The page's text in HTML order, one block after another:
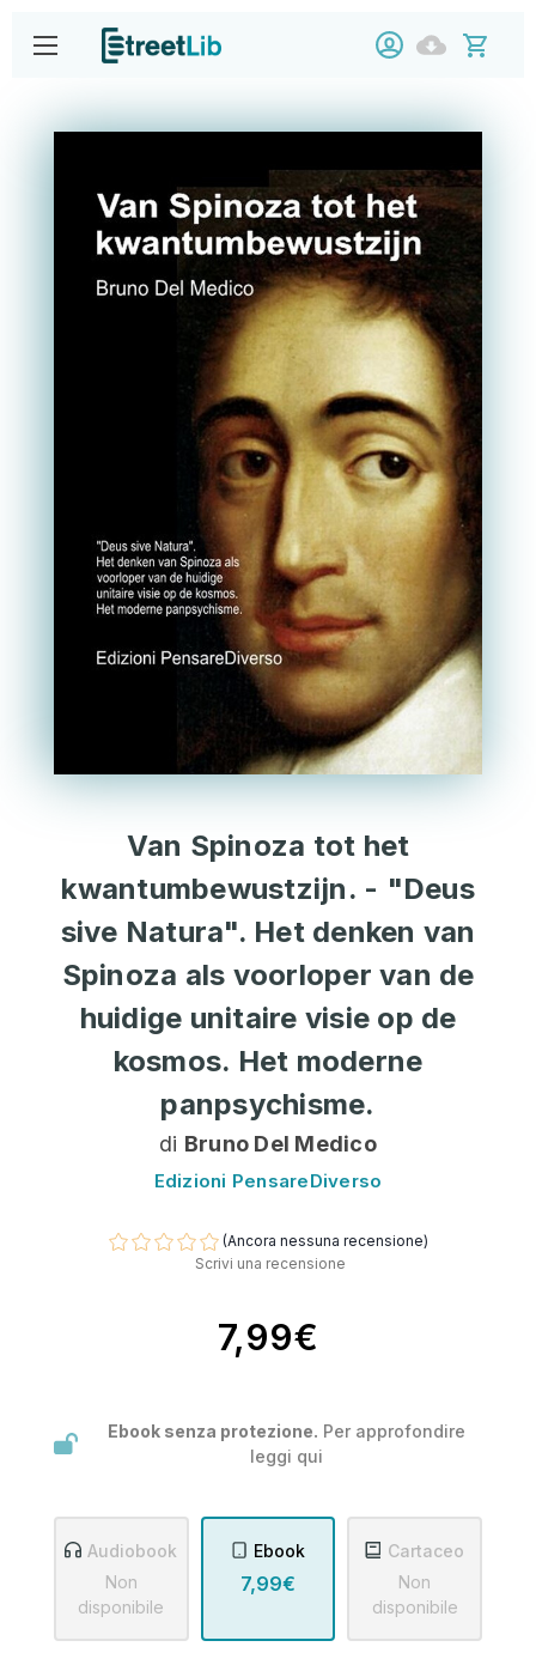
Van Spinoza tot het
kwantumbewustzijn. - "Deus
sive Natura". Het denken van
Spinoza als voorloper van de
huidige unitaire visie op de
kosmos. Het moderne
panpsychisme.
di Bruno Del Medico
Edizioni PensareDiverso
(Ancora nessuna recensione)
Scrivi una recensione
7,99€
Ebook senza protezione. Per approfondire
leggi qui
Audiobook
Non
disponibile
Ebook
7,99€
Cartaceo
Non
disponibile